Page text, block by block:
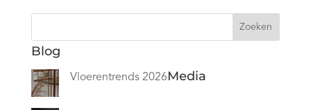
Zoeken
Blog
Vloerentrends 2026Media